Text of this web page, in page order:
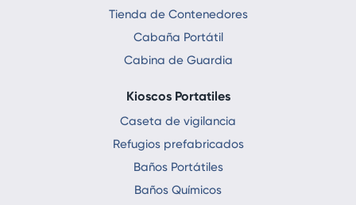
Tienda de Contenedores
Cabaña Portátil
Cabina de Guardia
Kioscos Portatiles
Caseta de vigilancia
Refugios prefabricados
Baños Portátiles
Baños Químicos